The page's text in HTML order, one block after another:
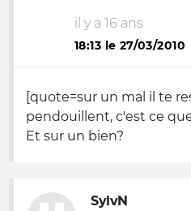
il y a 16 ans
18:13 le 27/03/2010
[quote=sur un mal il te
pendouillent, c'est ce
Et sur un bien?
SylvN